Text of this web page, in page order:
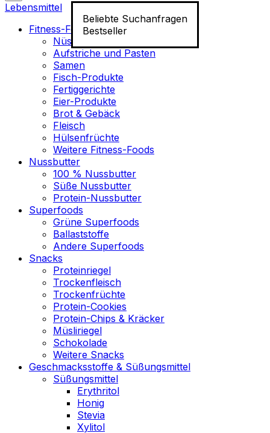
Beliebte Suchanfragen
Bestseller
Lebensmittel
Fitness-Food
Nüsse
Aufstriche und Pasten
Samen
Fisch-Produkte
Fertiggerichte
Eier-Produkte
Brot & Gebäck
Fleisch
Hülsenfrüchte
Weitere Fitness-Foods
Nussbutter
100 % Nussbutter
Süße Nussbutter
Protein-Nussbutter
Superfoods
Grüne Superfoods
Ballaststoffe
Andere Superfoods
Snacks
Proteinriegel
Trockenfleisch
Trockenfrüchte
Protein-Cookies
Protein-Chips & Kräcker
Müsliriegel
Schokolade
Weitere Snacks
Geschmacksstoffe & Süßungsmittel
Süßungsmittel
Erythritol
Honig
Stevia
Xylitol